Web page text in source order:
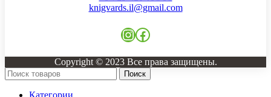
knigvards.il@gmail.com
Instagram
Facebook
Copyright © 2023 Все права защищены.
Поиск